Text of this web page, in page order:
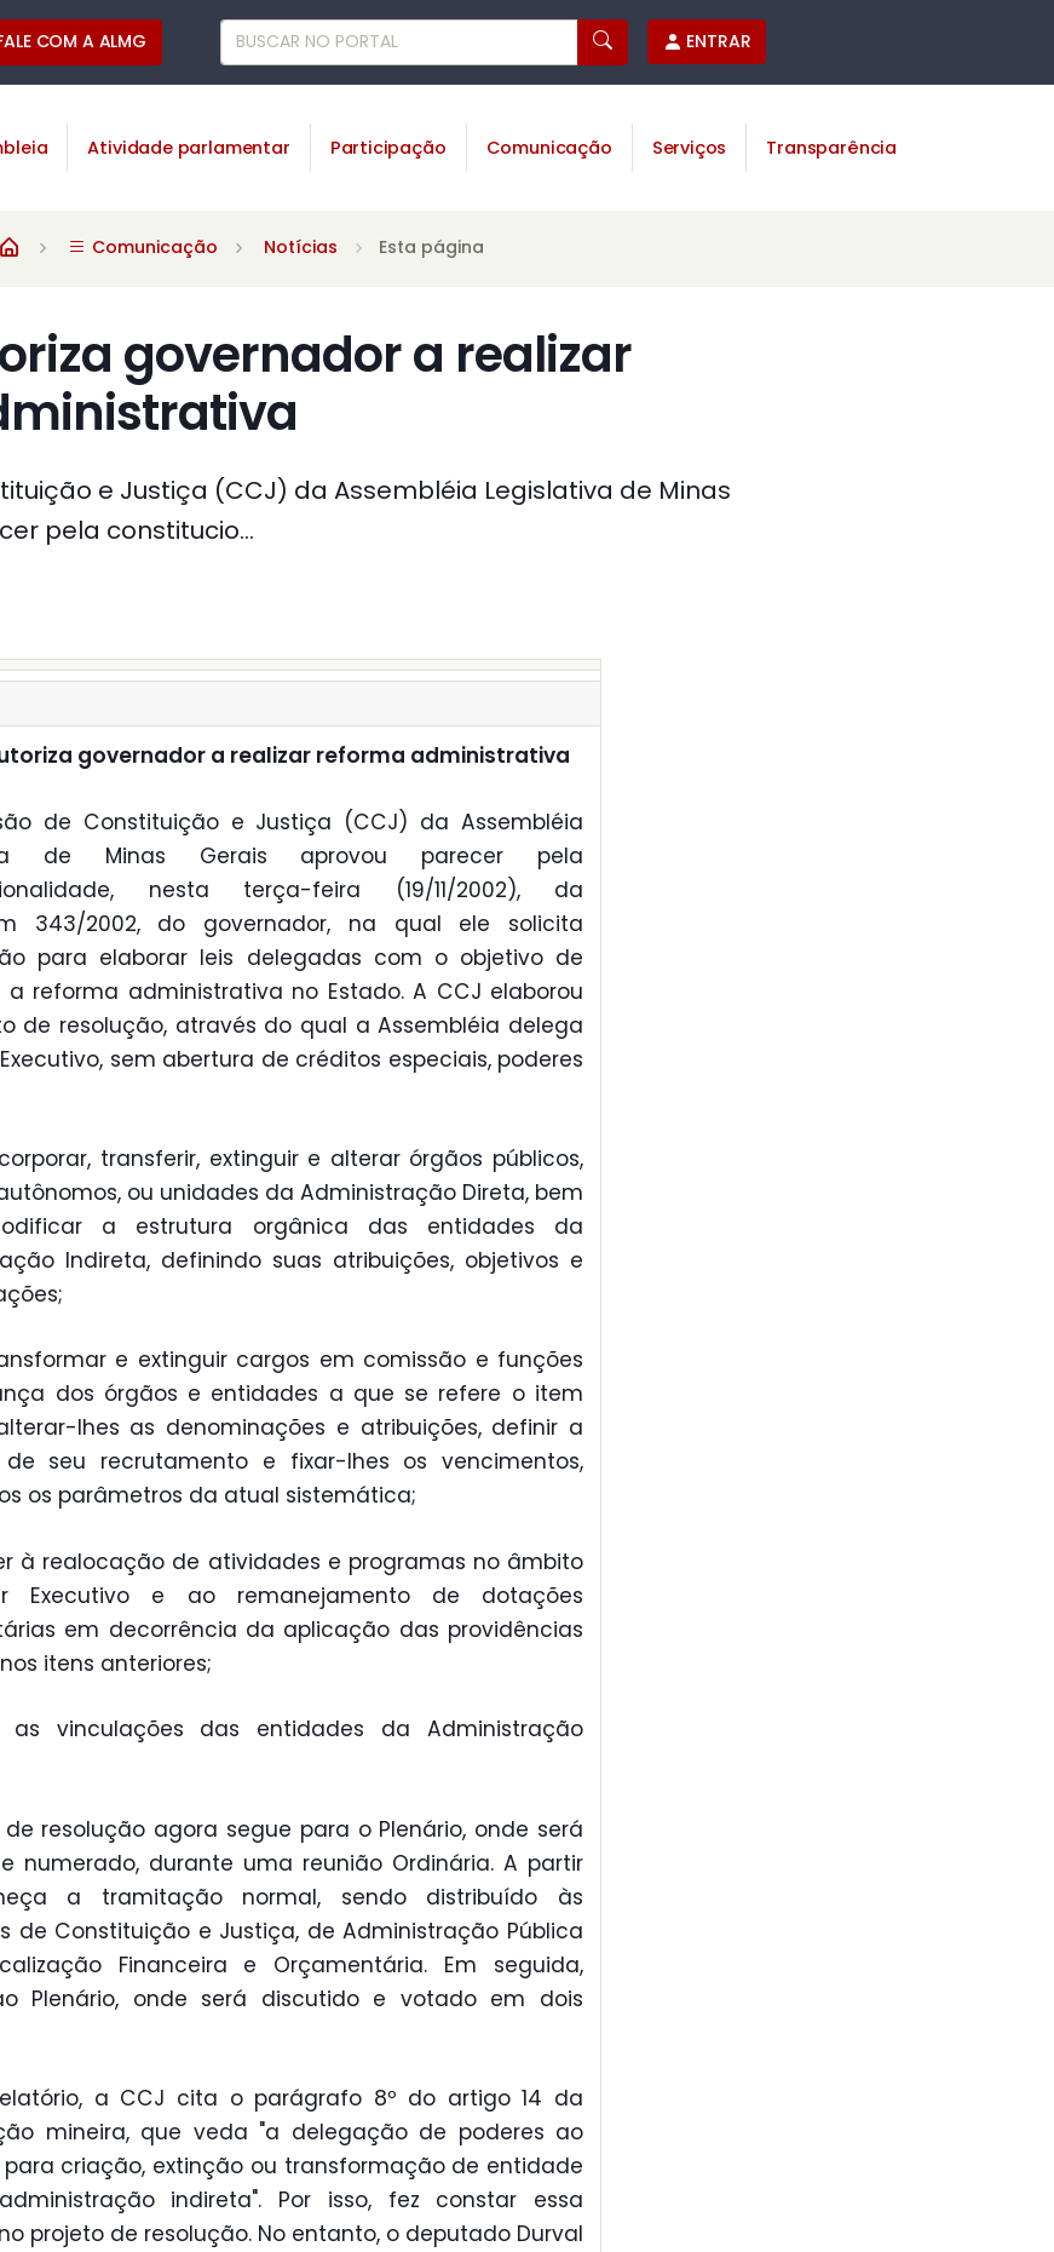
COM A ALMG ENTRAR
Atividade parlamentar Participação Comunicação Serviços Transparência
Comunicação Notícias Esta página
governador a realizar
e Justiça (CCJ) da Assembléia Legislativa de Minas
pela constitucio...
governador a realizar reforma administrativa
de Constituição e Justiça (CCJ) da Assembléia
de Minas Gerais aprovou parecer pela
nesta terça-feira (19/11/2002), da
343/2002, do governador, na qual ele solicita
para elaborar leis delegadas com o objetivo de
a reforma administrativa no Estado. A CCJ elaborou
de resolução, através do qual a Assembléia delega
sem abertura de créditos especiais, poderes
transferir, extinguir e alterar órgãos públicos,
ou unidades da Administração Direta, bem
a estrutura orgânica das entidades da
Indireta, definindo suas atribuições, objetivos e
e extinguir cargos em comissão e funções
dos órgãos e entidades a que se refere o item
lhes as denominações e atribuições, definir a
de seu recrutamento e fixar-lhes os vencimentos,
os parâmetros da atual sistemática;
à realocação de atividades e programas no âmbito
Executivo e ao remanejamento de dotações
em decorrência da aplicação das providências
itens anteriores;
vinculações das entidades da Administração
resolução agora segue para o Plenário, onde será
numerado, durante uma reunião Ordinária. A partir
a tramitação normal, sendo distribuído às
de Constituição e Justiça, de Administração Pública
Financeira e Orçamentária. Em seguida,
Plenário, onde será discutido e votado em dois
a CCJ cita o parágrafo 8º do artigo 14 da
mineira, que veda "a delegação de poderes ao
para criação, extinção ou transformação de entidade
indireta". Por isso, fez constar essa
projeto de resolução. No entanto, o deputado Durval